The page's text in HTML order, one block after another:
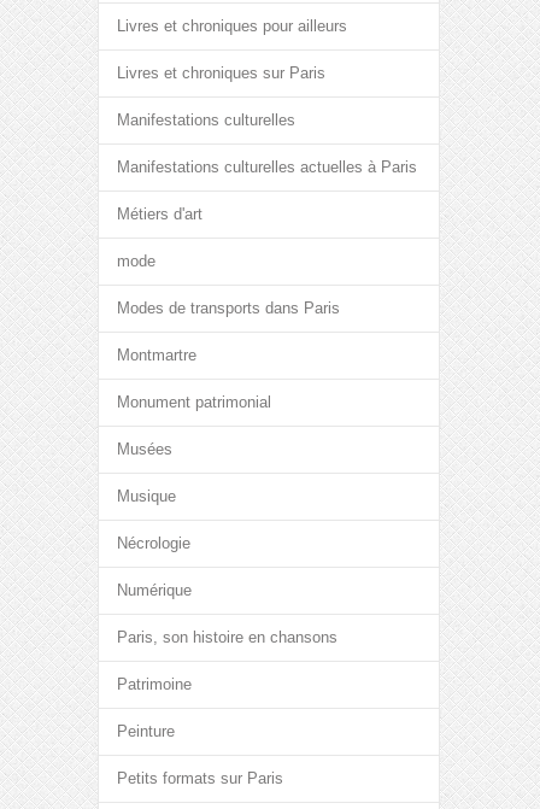
Livres et chroniques pour ailleurs
Livres et chroniques sur Paris
Manifestations culturelles
Manifestations culturelles actuelles à Paris
Métiers d'art
mode
Modes de transports dans Paris
Montmartre
Monument patrimonial
Musées
Musique
Nécrologie
Numérique
Paris, son histoire en chansons
Patrimoine
Peinture
Petits formats sur Paris